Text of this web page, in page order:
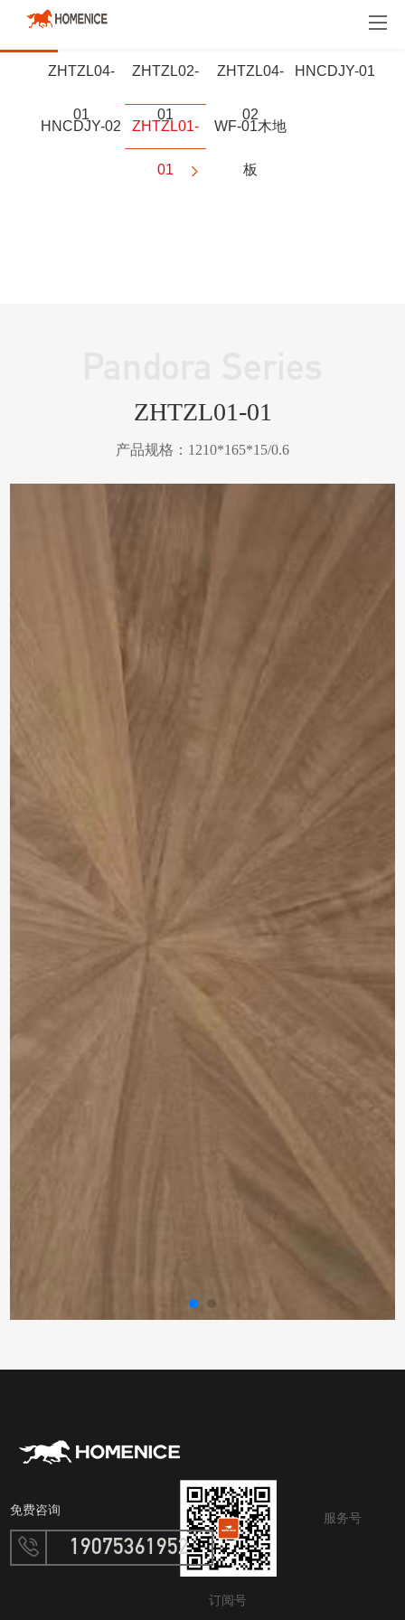
明星产品 地板
ZHTZL04-
01
ZHTZL02-
01
ZHTZL04-
02
HNCDJY-01
HNCDJY-02 ZHTZL01-
01
WF-01木地
板
ZHTZL01-01
产品规格：1210*165*15/0.6
订阅号
服务号
免费咨询
19075361952